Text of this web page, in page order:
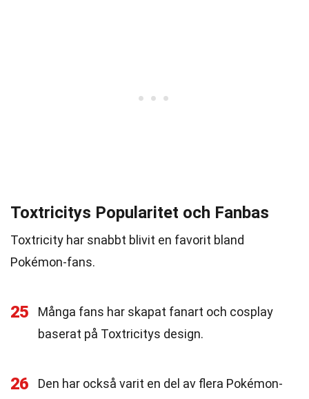
Toxtricitys Popularitet och Fanbas
Toxtricity har snabbt blivit en favorit bland
Pokémon-fans.
25
Många fans har skapat fanart och cosplay
baserat på Toxtricitys design.
26
Den har också varit en del av flera Pokémon-